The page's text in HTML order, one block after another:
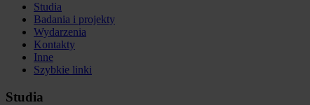
Studia
Badania i projekty
Wydarzenia
Kontakty
Inne
Szybkie linki
Studia